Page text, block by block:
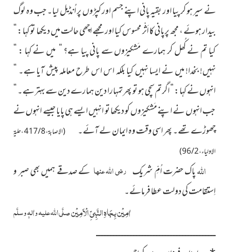
نے سیر ہو کر پیا اور بقیہ پانی اپنے جسم اور کپڑوں پر اُنڈیل لیا۔ جب وہ لوگ
بیدار ہوئے ، مجھ پرپانی کا اَثْر محسوس کیا اور مجھے اچھی حالت میں دیکھا تو کہا : “
کیا تم نے کُھل کر ہمارے مَشکیزوں سے پانی پیا ہے؟ “ میں نے کہا : “
نہیں! بخدا! میں نے ایسا نہیں کیا بلکہ اس اس طرح معاملہ پیش آیا ہے۔ “
انہوں نے کہا : “ اگر تم سچی ہو تو پھر تمہارا دین ہمارے دین سے بہتر ہے۔ “
جب انہوں نے اپنے مَشکیزوں کو دیکھا تو انہیں ایسے ہی پایا جیسے انہوں نے
چھوڑے تھے۔ پھر اسی وقت وہ ایمان لے آئے۔
(الاصابۃ ، 8 / 417 ، حلیۃ
الاولیاء ، 2 / 96)
اللہپاک حضرت اُمِّ شریک رضی اللہ عنہا کے صدقے ہمیں بھی صبر و
اِستقامت کی دولت عطا فرمائے۔
اٰمِیْن بِجَاہِ النَّبِیِّ الْاَمِیْنصلَّی اللہ علیہ واٰلہٖ وسلَّم
ــــــــــــــــــــــــــــــــــــــــــــــــــــــــــــــــــــــــــــــ